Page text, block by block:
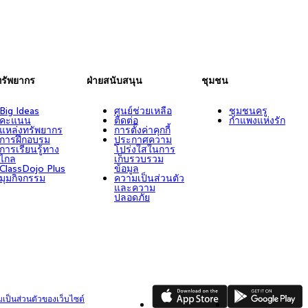
พยากร
Big Ideas
คะแนน
แหล่งทรัพยากร
การฝึกอบรม
การเรียนรู้ทาง
กล
ClassDojo Plus
มุมกิจกรรม
ฝ่ายสนับสนุน
ศูนย์ช่วยเหลือ
ติดต่อ
การตั้งค่าคุกกี้
ประกาศความ
โปร่งใสในการ
เก็บรวบรวม
ข้อมูล
ความเป็นส่วนตัว
และความ
ปลอดภัย
ชุมชน
ชุมชนครู
กำแพงแห่งรัก
ป็นส่วนตัวของเว็บไซต์
App Store Google Play